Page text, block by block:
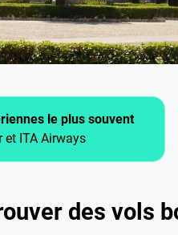
le plus souvent
et ITA Airways
des vols